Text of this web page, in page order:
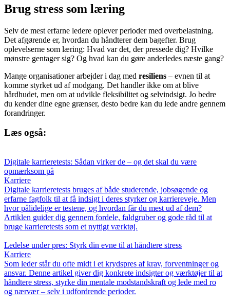
Brug stress som læring
Selv de mest erfarne ledere oplever perioder med overbelastning.
Det afgørende er, hvordan du håndterer dem bagefter. Brug
oplevelserne som læring: Hvad var det, der pressede dig? Hvilke
mønstre gentager sig? Og hvad kan du gøre anderledes næste gang?
Mange organisationer arbejder i dag med resiliens – evnen til at
komme styrket ud af modgang. Det handler ikke om at blive
hårdhudet, men om at udvikle fleksibilitet og selvindsigt. Jo bedre
du kender dine egne grænser, desto bedre kan du lede andre gennem
forandringer.
Læs også:
Digitale karrieretests: Sådan virker de – og det skal du være
opmærksom på
Karriere
Digitale karrieretests bruges af både studerende, jobsøgende og
erfarne fagfolk til at få indsigt i deres styrker og karriereveje. Men
hvor pålidelige er testene, og hvordan får du mest ud af dem?
Artiklen guider dig gennem fordele, faldgruber og gode råd til at
bruge karrieretests som et nyttigt værktøj.
Ledelse under pres: Styrk din evne til at håndtere stress
Karriere
Som leder står du ofte midt i et krydspres af krav, forventninger og
ansvar. Denne artikel giver dig konkrete indsigter og værktøjer til at
håndtere stress, styrke din mentale modstandskraft og lede med ro
og nærvær – selv i udfordrende perioder.